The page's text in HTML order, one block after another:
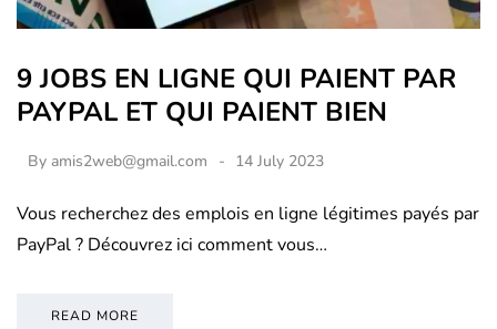
9 JOBS EN LIGNE QUI PAIENT PAR
PAYPAL ET QUI PAIENT BIEN
By amis2web@gmail.com 14 July 2023
Vous recherchez des emplois en ligne légitimes payés par
PayPal ? Découvrez ici comment vous…
READ MORE